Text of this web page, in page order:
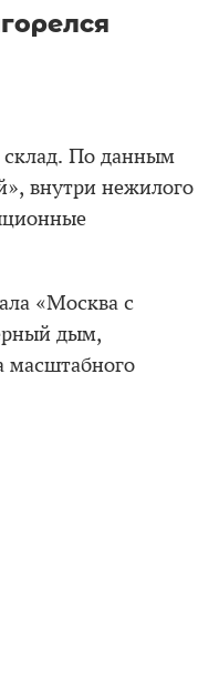
склад. По данным
внутри нежилого
«Москва с
дым,
масштабного